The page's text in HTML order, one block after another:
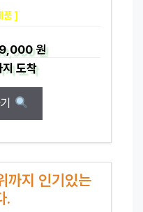
품 ]
원
지도착
지 인기있는
.